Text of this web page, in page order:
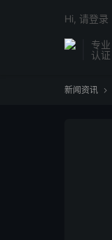
专业
认证
Hi, 请登录
新闻资讯 